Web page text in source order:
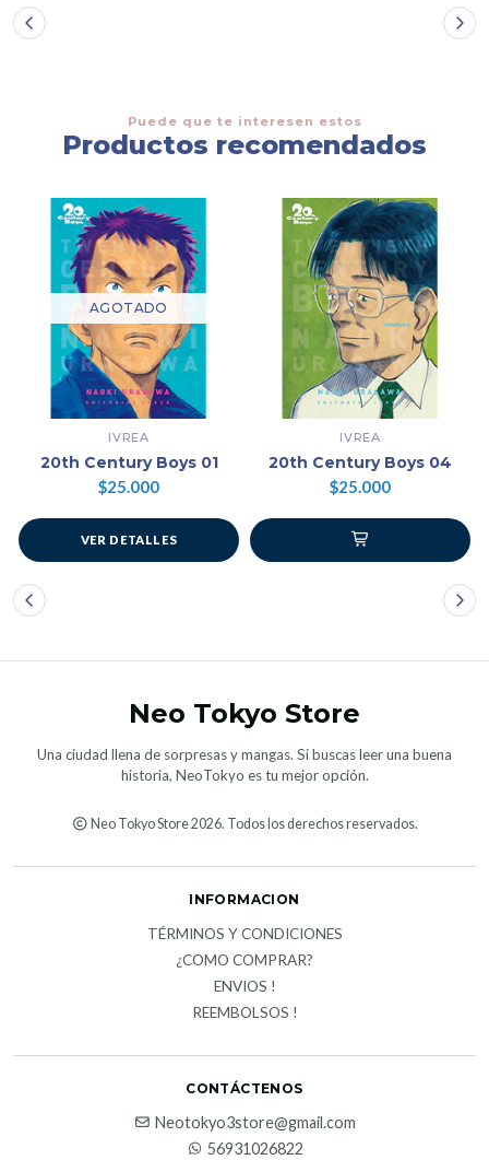
Puede que te interesen estos
Productos recomendados
AGOTADO
IVREA
20th Century Boys 01
$25.000
VER DETALLES
IVREA
20th Century Boys 04
$25.000
Neo Tokyo Store
Una ciudad llena de sorpresas y mangas. Si buscas leer una buena
historia, NeoTokyo es tu mejor opción.
Neo Tokyo Store 2026. Todos los derechos reservados.
INFORMACION
TÉRMINOS Y CONDICIONES
¿COMO COMPRAR?
ENVIOS !
REEMBOLSOS !
CONTÁCTENOS
Neotokyo3store@gmail.com
56931026822